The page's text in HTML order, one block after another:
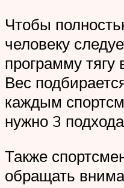
Чтобы
человеку
программу тягу
Вес
каждым
нужно 3
Также
обращать